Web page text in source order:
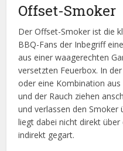
Offset-Smoker
Der Offset-Smoker ist die
BBQ-Fans der Inbegriff
aus einer waagerechten
versetzten Feuerbox. In
oder eine Kombination
und der Rauch ziehen
und verlassen den Smoker
liegt dabei nicht direkt
indirekt gegart.